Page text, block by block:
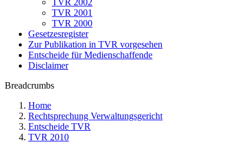
TVR 2002
TVR 2001
TVR 2000
Gesetzesregister
Zur Publikation in TVR vorgesehen
Entscheide für Medienschaffende
Disclaimer
Breadcrumbs
Home
Rechtsprechung Verwaltungsgericht
Entscheide TVR
TVR 2010